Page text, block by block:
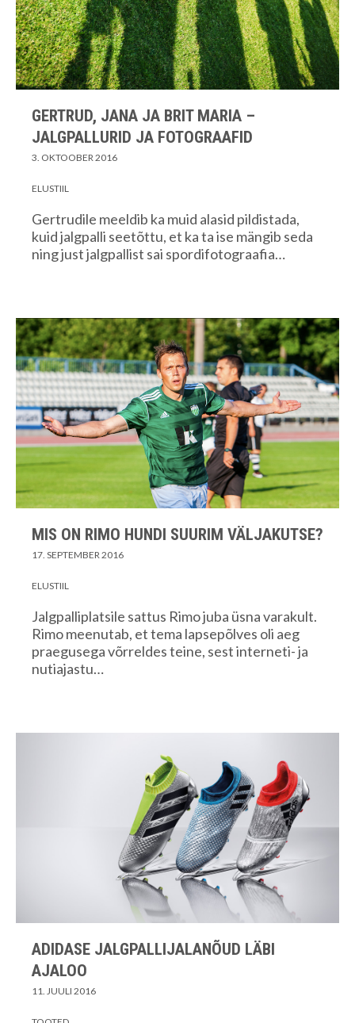
GERTRUD, JANA JA BRIT MARIA –
JALGPALLURID JA FOTOGRAAFID
3. OKTOOBER 2016
ELUSTIIL
Gertrudile meeldib ka muid alasid pildistada,
kuid jalgpalli seetõttu, et ka ta ise mängib seda
ning just jalgpallist sai spordifotograafia…
MIS ON RIMO HUNDI SUURIM VÄLJAKUTSE?
17. SEPTEMBER 2016
ELUSTIIL
Jalgpalliplatsile sattus Rimo juba üsna varakult.
Rimo meenutab, et tema lapsepõlves oli aeg
praegusega võrreldes teine, sest interneti- ja
nutiajastu…
ADIDASE JALGPALLIJALANÕUD LÄBI
AJALOO
11. JUULI 2016